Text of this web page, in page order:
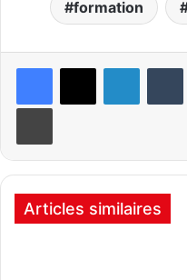
formation
Articles similaires